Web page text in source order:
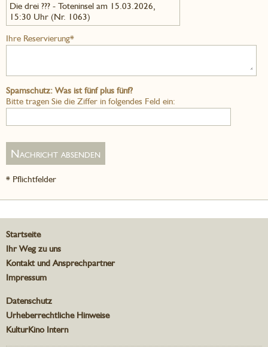
Die drei ??? - Toteninsel am 15.03.2026,
15:30 Uhr (Nr. 1063)
Ihre Reservierung*
Spamschutz: Was ist fünf plus fünf?
Bitte tragen Sie die Ziffer in folgendes Feld ein:
* Pflichtfelder
Startseite
Ihr Weg zu uns
Kontakt und Ansprechpartner
Impressum
Datenschutz
Urheberrechtliche Hinweise
KulturKino Intern